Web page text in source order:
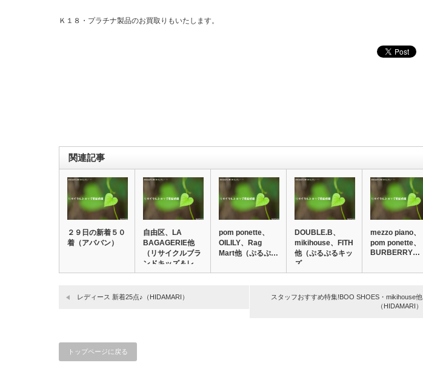
Ｋ１８・プラチナ製品のお買取りもいたします。
関連記事
２９日の新着５０
着（アババン）
自由区、LA
BAGAGERIE他
（リサイクルブラ
ンドキッズ＆レ…
pom ponette、
OILILY、Rag
Mart他（ぷるぷ…
DOUBLE.B、
mikihouse、FITH
他（ぷるぷるキッ
ズ…
mezzo piano、
pom ponette、
BURBERRY…
レディース 新着25点♪（HIDAMARI）
スタッフおすすめ特集!BOO SHOES・mikihouse他
（HIDAMARI）
トップページに戻る